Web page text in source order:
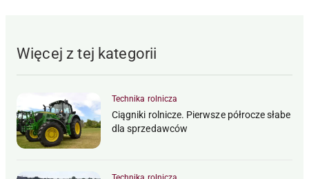
Więcej z tej kategorii
Technika rolnicza
Ciągniki rolnicze. Pierwsze półrocze słabe
dla sprzedawców